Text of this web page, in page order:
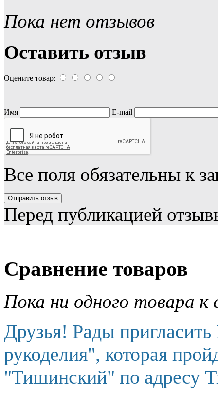
Пока нет отзывов
Оставить отзыв
Оцените товар:
Имя E-mail
Все поля обязательны к
Перед публикацией
Сравнение товаров
Пока ни одного товара к
Друзья! Рады
рукоделия", которая
"Тишинский" по адресу